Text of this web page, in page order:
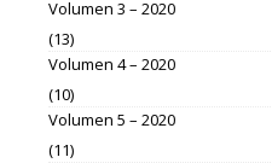
Volumen 3 – 2020
(13)
Volumen 4 – 2020
(10)
Volumen 5 – 2020
(11)